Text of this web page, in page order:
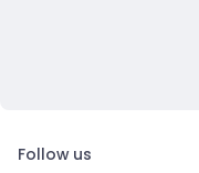
Follow us